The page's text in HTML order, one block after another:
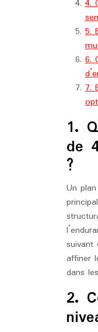
4.
5.
6.
7.
1.
de
?
Un
affiner
dans
2.